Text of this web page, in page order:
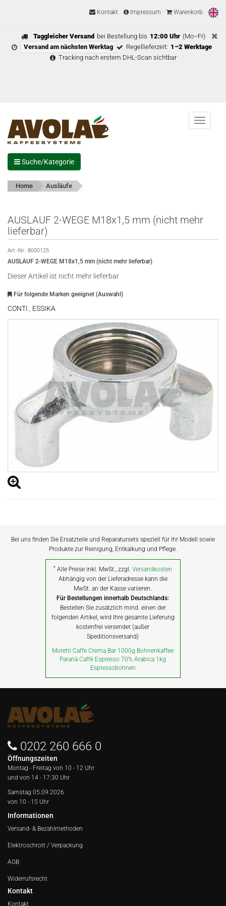
Kontakt Impressum Warenkorb
Taggleicher Versand bei Bestellung bis 12:00 Uhr (Mo–Fr)
Versand am nächsten Werktag
Regellieferzeit: 1–2 Werktage
Tracking nach erstem DHL-Scan sichtbar
Menu
Suche/Kategorie
Home Ausläufe
AUSLAUF 2-WEGE M18x1,5 mm (nicht mehr
lieferbar)
Art.-Nr.: 8000125
AUSLAUF 2-WEGE M18x1,5 mm (nicht mehr lieferbar)
Dieser Artikel ist nicht mehr lieferbar
Für folgende Marken geeignet (Auswahl)
CONTI ESSIKA
Bei uns finden Sie Ersatzteile und Reparatursets speziell für Ihr Modell sowie
Produkte zur Reinigung, Entkalkung und Pflege.
* Alle Preise inkl. MwSt., zzgl.Versandkosten
Abhängig von der Lieferadresse kann die
MwSt. an der Kasse variieren.
Für Bestellungen innerhalb Deutschlands:
Bestellen Sie zusätzlich mind. einen der
folgenden Artikel, wird Ihre gesamte Lieferung
kostenfrei versendet (außer
Speditionsversand)
Moretti Caffe Crema Bar 1000g Bohnenkaffee
Paranà Caffè Espresso 70% Arabica 1kg
Espressobohnen
0202 260 666 0
Öffnungszeiten
Montag - Freitag von 10 - 12 Uhr
und von 14 - 17:30 Uhr
Samstag 05.09.2026
von 10 - 15 Uhr
Informationen
Versand- & Bezahlmethoden
Elektroschrott / Verpackung
AGB
Widerrufsrecht
Kontakt
Kontakt